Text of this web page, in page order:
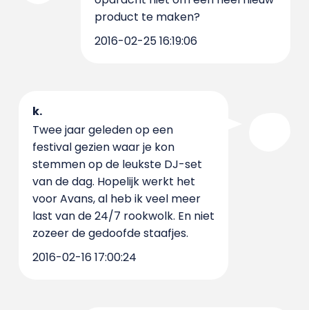
product te maken?
2016-02-25 16:19:06
k.
Twee jaar geleden op een
festival gezien waar je kon
stemmen op de leukste DJ-set
van de dag. Hopelijk werkt het
voor Avans, al heb ik veel meer
last van de 24/7 rookwolk. En niet
zozeer de gedoofde staafjes.
2016-02-16 17:00:24